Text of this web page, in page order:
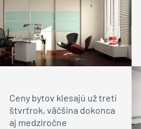
Ceny bytov klesajú už tretí
štvrťrok, väčšina dokonca
aj medziročne